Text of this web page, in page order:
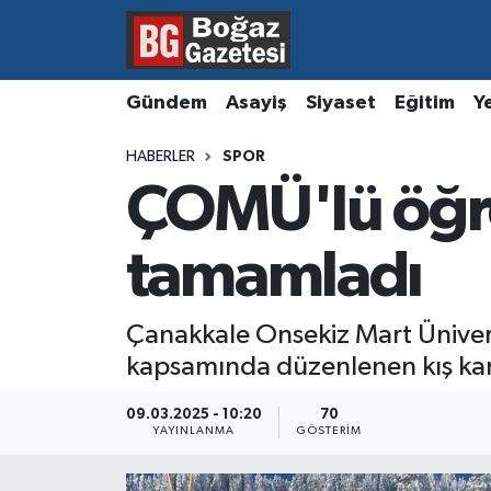
Gündem Asayiş Siyaset Eğitim
HABERLER SPOR
ÇOMÜ'lü
tamamladı
Çanakkale Onsekiz Mart
kapsamında düzenlenen kış
09.03.2025 - 10:20
YAYINLANMA
70
GÖSTERIM
Asayiş
Ekonomi
Gündem
Magazin
Resmi İlanlar
Hava Durumu
Süper Lig Puan Durumu ve Fikstür
Tüm Manşetler
Haber Arşivi